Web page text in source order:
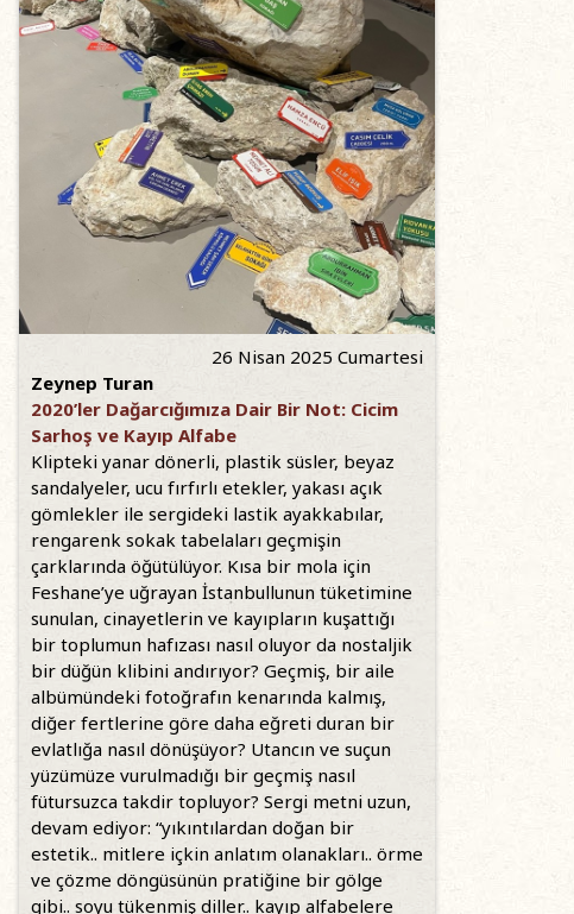
26 Nisan 2025 Cumartesi
Zeynep Turan
2020’ler Dağarcığımıza Dair Bir Not: Cicim
Sarhoş ve Kayıp Alfabe
Klipteki yanar dönerli, plastik süsler, beyaz
sandalyeler, ucu fırfırlı etekler, yakası açık
gömlekler ile sergideki lastik ayakkabılar,
rengarenk sokak tabelaları geçmişin
çarklarında öğütülüyor. Kısa bir mola için
Feshane’ye uğrayan İstanbullunun tüketimine
sunulan, cinayetlerin ve kayıpların kuşattığı
bir toplumun hafızası nasıl oluyor da nostaljik
bir düğün klibini andırıyor? Geçmiş, bir aile
albümündeki fotoğrafın kenarında kalmış,
diğer fertlerine göre daha eğreti duran bir
evlatlığa nasıl dönüşüyor? Utancın ve suçun
yüzümüze vurulmadığı bir geçmiş nasıl
fütursuzca takdir topluyor? Sergi metni uzun,
devam ediyor: “yıkıntılardan doğan bir
estetik.. mitlere içkin anlatım olanakları.. örme
ve çözme döngüsünün pratiğine bir gölge
gibi.. soyu tükenmiş diller.. kayıp alfabelere